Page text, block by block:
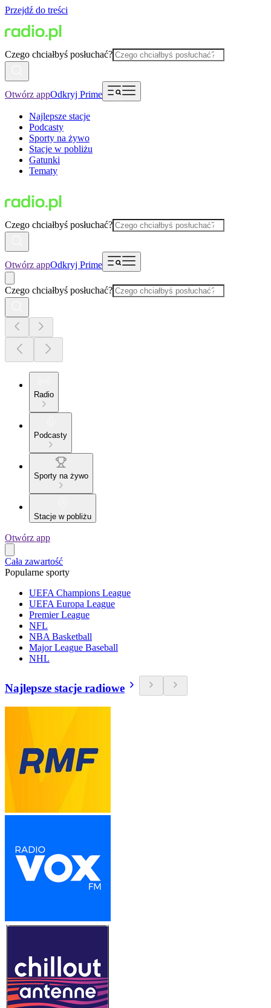
Przejdź do treści
Czego chciałbyś posłuchać?
Otwórz appOdkryj Prime
Najlepsze stacje
Podcasty
Sporty na żywo
Stacje w pobliżu
Gatunki
Tematy
Czego chciałbyś posłuchać?
Otwórz appOdkryj Prime
Czego chciałbyś posłuchać?
Radio
Podcasty
Sporty na żywo
Stacje w pobliżu
Otwórz app
Cała zawartość
Popularne sporty
UEFA Champions League
UEFA Europa League
Premier League
NFL
NBA Basketball
Major League Baseball
NHL
Najlepsze stacje radiowe